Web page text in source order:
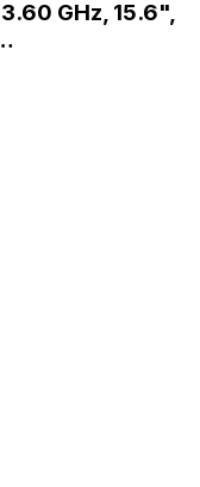
GHz, 15.6",